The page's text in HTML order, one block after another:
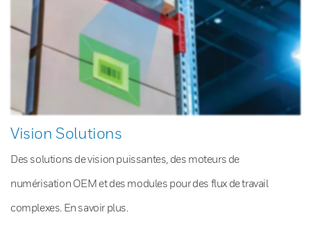
Vision Solutions
Des solutions de vision puissantes, des moteurs de
numérisation OEM et des modules pour des flux de travail
complexes. En savoir plus.